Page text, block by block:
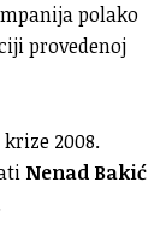
polako
provedenoj
2008.
Nenad Bakić